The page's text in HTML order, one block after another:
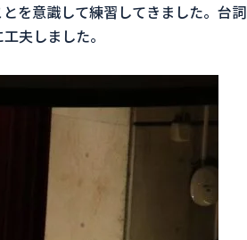
を意識して練習してきました。台詞
夫しました。